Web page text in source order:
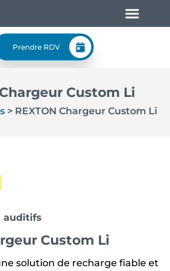
Prendre RDV
Custom Li
> REXTON Chargeur Custom Li
auditifs
Custom Li
solution de recharge fiable et